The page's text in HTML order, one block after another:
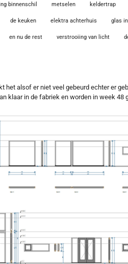
binnenschil metselen keldertrap
de keuken elektra achterhuis glas
en nu de rest verstrooiing van licht
het alsof er niet veel gebeurd echter er
klaar in de fabriek en worden in week